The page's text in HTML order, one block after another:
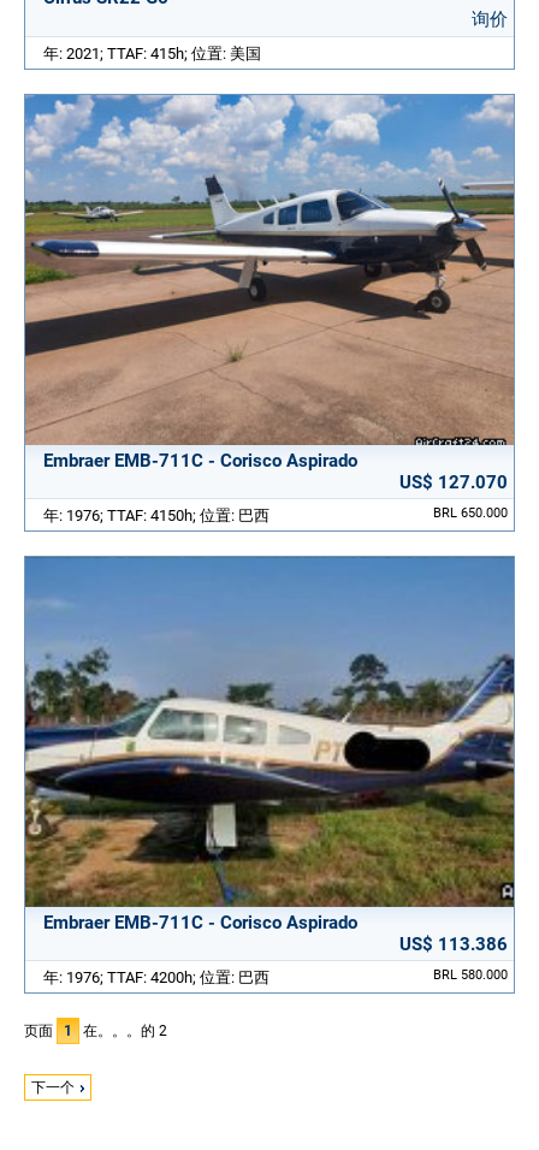
询价
年: 2021; TTAF: 415h; 位置: 美国
Embraer EMB-711C - Corisco Aspirado
US$ 127.070
BRL 650.000
年: 1976; TTAF: 4150h; 位置: 巴西
Embraer EMB-711C - Corisco Aspirado
US$ 113.386
BRL 580.000
年: 1976; TTAF: 4200h; 位置: 巴西
页面 1 在。。。的 2
下一个